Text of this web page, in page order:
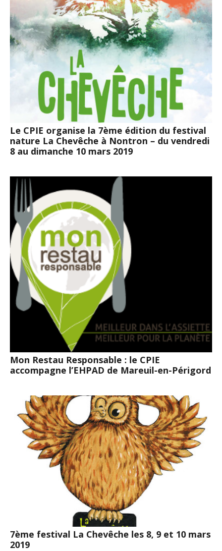
Le CPIE organise la 7ème édition du festival
nature La Chevêche à Nontron – du vendredi
8 au dimanche 10 mars 2019
Mon Restau Responsable : le CPIE
accompagne l’EHPAD de Mareuil-en-Périgord
7ème festival La Chevêche les 8, 9 et 10 mars
2019